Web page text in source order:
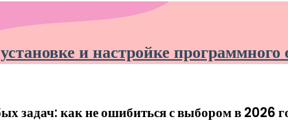
и настройке программного
задач: как не ошибиться с выбором в 2026